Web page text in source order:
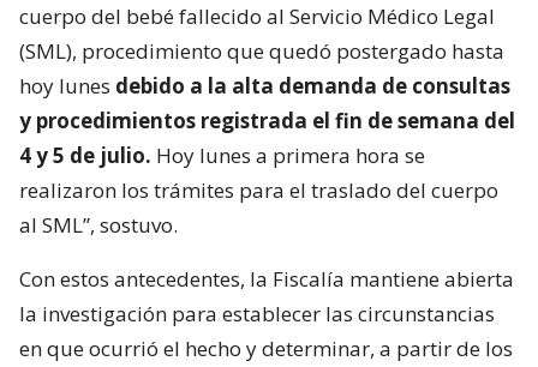
cuerpo del bebé fallecido al Servicio Médico Legal
(SML), procedimiento que quedó postergado hasta
hoy lunes debido a la alta demanda de consultas
y procedimientos registrada el fin de semana del
4 y 5 de julio. Hoy lunes a primera hora se
realizaron los trámites para el traslado del cuerpo
al SML”, sostuvo.
Con estos antecedentes, la Fiscalía mantiene abierta
la investigación para establecer las circunstancias
en que ocurrió el hecho y determinar, a partir de los